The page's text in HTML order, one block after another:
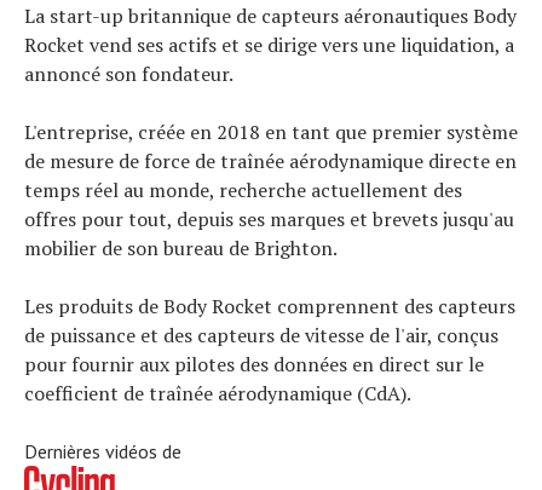
La start-up britannique de capteurs aéronautiques Body
Rocket vend ses actifs et se dirige vers une liquidation, a
annoncé son fondateur.
L'entreprise, créée en 2018 en tant que premier système
de mesure de force de traînée aérodynamique directe en
temps réel au monde, recherche actuellement des
offres pour tout, depuis ses marques et brevets jusqu'au
mobilier de son bureau de Brighton.
Les produits de Body Rocket comprennent des capteurs
de puissance et des capteurs de vitesse de l'air, conçus
pour fournir aux pilotes des données en direct sur le
coefficient de traînée aérodynamique (CdA).
Dernières vidéos de
Technologies
Tests de produits
Tendances
Tous nos articles
À propos